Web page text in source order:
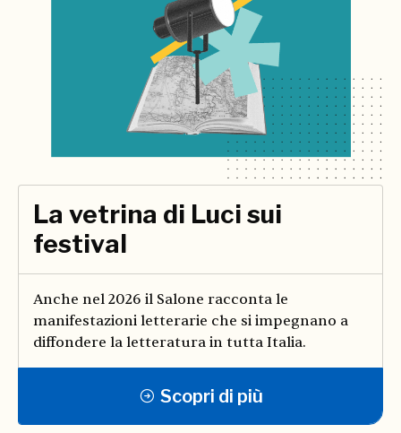
La vetrina di Luci sui
festival
Anche nel 2026 il Salone racconta le
manifestazioni letterarie che si impegnano a
diffondere la letteratura in tutta Italia.
Scopri di più